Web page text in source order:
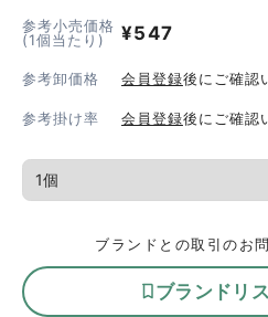
参考小売価格
(1個当たり)
¥547
参考卸価格 会員登録後にご確認
参考掛け率 会員登録後にご確認
ブランドとの取引のお
ブランドリ